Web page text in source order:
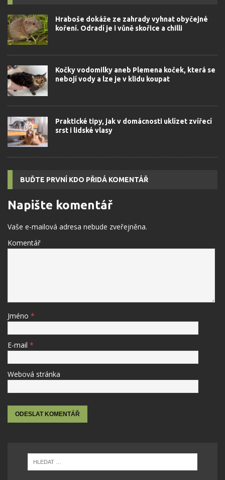
Hraboše dokáže ze zahrady vyhnat obyčejné
koření. Odradí je i vůně skořice a chilli
Kočky vodomilky aneb Plemena koček, která se
nebojí vody a lze je v klidu koupat
Praktické tipy, jak v domácnosti uklízet zvířecí
srst i lidské vlasy
BUĎTE PRVNÍ KDO PŘIDÁ KOMENTÁŘ
Napište komentář
Vaše e-mailová adresa nebude zveřejněna.
Komentář
Jméno *
E-mail *
Webová stránka